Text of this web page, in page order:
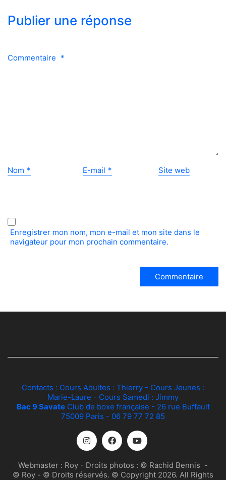
Publier une réponse
Commentaire *
Nom * E-mail * Site web
Enregistrer mon nom, mon e-mail et mon site dans le
navigateur pour mon prochain commentaire.
Contacts : Cours Adultes : Thierry - Cours Jeunes :
Marie-Laure - Cours Samedi : Jimmy
Bac 9 SavateClub de boxe française - 26 rue Buffault
75009 Paris - 06 79 77 72 85
Webmaster : Roy - Droits photos : © Rachid Bennis -
© Roy - © Droits réservés. © Copyright 2026. All Rights